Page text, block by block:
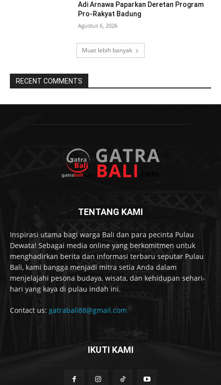
Adi Arnawa Paparkan Deretan Program
Pro-Rakyat Badung
Agustus 6, 2026
Muat lebih banyak
RECENT COMMENTS
TENTANG KAMI
Inspirasi utama bagi warga Bali dan para pecinta Pulau
Dewata! Sebagai media online yang berkomitmen untuk
menghadirkan berita dan informasi terbaru seputar Pulau
Bali, kami bangga menjadi mitra setia Anda dalam
menjelajahi pesona budaya, wisata, dan kehidupan sehari-
hari yang kaya di pulau indah ini.
Contact us: gatrabali88@gmail.com
IKUTI KAMI